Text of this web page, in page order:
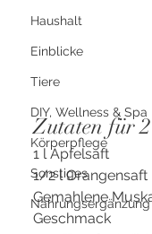
Haushalt
Einblicke
Tiere
DIY, Wellness & Spa
Körperpflege
Sonstiges
Nahrungsergänzung
Zutaten für
1 l Apfelsaft
1/2 l Orangensaft
Gemahlene
Geschmack